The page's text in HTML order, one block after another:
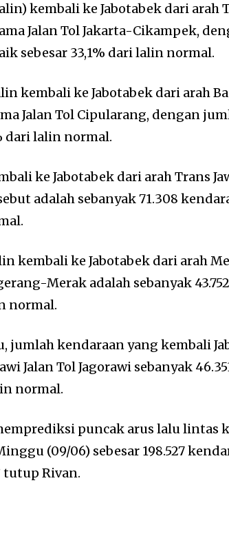
kembali ke Jabotabek dari arah
Jalan Tol Jakarta-Cikampek,
sebesar 33,1% dari lalin normal.
kembali ke Jabotabek dari arah
Jalan Tol Cipularang, dengan
dari lalin normal.
ke Jabotabek dari arah Trans
adalah sebanyak 71.308
kembali ke Jabotabek dari arah
Merak adalah sebanyak
normal.
jumlah kendaraan yang kembali
Jalan Tol Jagorawi sebanyak
normal.
puncak arus lalu lintas
(09/06) sebesar 198.527
tutup Rivan.